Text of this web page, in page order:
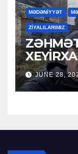
MƏDƏNİYYƏT
ZİYALILARIMIZ
HACI
JUNE 28,